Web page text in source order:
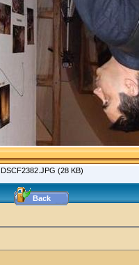
DSCF2382.JPG (28 KB)